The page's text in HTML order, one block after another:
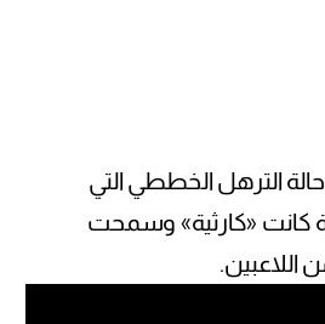
الترهل الخططي التي
كانت «كارثية» وسمحت
اللاعبين.